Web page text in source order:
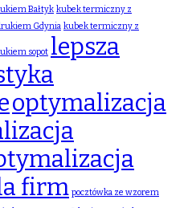
Bałtyk kubek termiczny z
Gdynia kubek termiczny z
sopot lepsza
optymalizacja
firm pocztówka ze wzorem